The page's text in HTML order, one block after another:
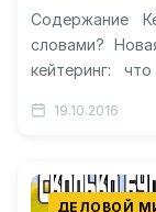
Содержание
словами?
кейтеринг:
обслуживание?…
19.10.2016
ДЕЛОВОЙ